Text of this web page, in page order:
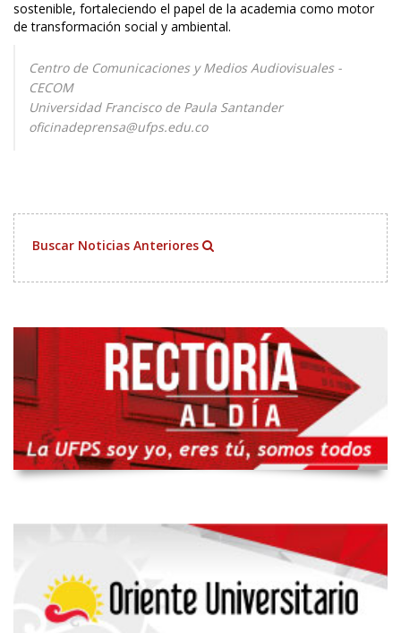
sostenible, fortaleciendo el papel de la academia como motor
de transformación social y ambiental.
Centro de Comunicaciones y Medios Audiovisuales -
CECOM
Universidad Francisco de Paula Santander
oficinadeprensa@ufps.edu.co
Buscar Noticias Anteriores